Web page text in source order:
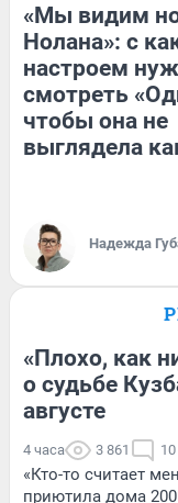
«Мы видим
Нолана»: с
настроем
смотреть
чтобы она не
выглядела
Надежда
«Плохо, как
о судьбе
августе
4 часа 3 861 10
«Кто-то считает
приютила дома